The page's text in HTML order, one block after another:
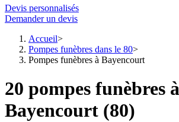
Devis personnalisés
Demander un devis
Accueil
Pompes funèbres dans le 80
Pompes funèbres à Bayencourt
20 pompes funèbres à
Bayencourt (80)